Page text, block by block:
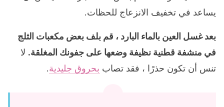
يساعد في تخفيف الانزعاج للحظات.
بعد غسل العين بالماء البارد ، قم بلف بعض مكعبات الثلج
في منشفة قطنية نظيفة وضعها على جفونك المغلقة. لا
تنس أن تكون حذرًا ، فقد تصاب بحروق جليدية.